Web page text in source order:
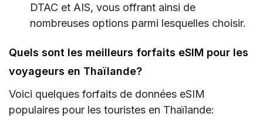
DTAC et AIS, vous offrant ainsi de
nombreuses options parmi lesquelles choisir.
Quels sont les meilleurs forfaits eSIM pour les
voyageurs en Thaïlande?
Voici quelques forfaits de données eSIM
populaires pour les touristes en Thaïlande: